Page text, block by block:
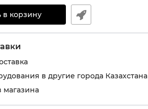
в корзину
в другие города Казахстана
магазина